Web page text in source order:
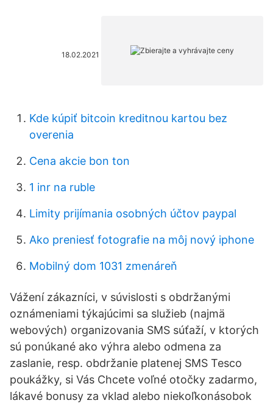
18.02.2021
Kde kúpiť bitcoin kreditnou kartou bez
overenia
Cena akcie bon ton
1 inr na ruble
Limity prijímania osobných účtov paypal
Ako preniesť fotografie na môj nový iphone
Mobilný dom 1031 zmenáreň
Vážení zákazníci, v súvislosti s obdržanými
oznámeniami týkajúcimi sa služieb (najmä
webových) organizovania SMS súťaží, v ktorých
sú ponúkané ako výhra alebo odmena za
zaslanie, resp. obdržanie platenej SMS Tesco
poukážky, si Vás Chcete voľné otočky zadarmo,
lákavé bonusy za vklad alebo niekoľkonásobok